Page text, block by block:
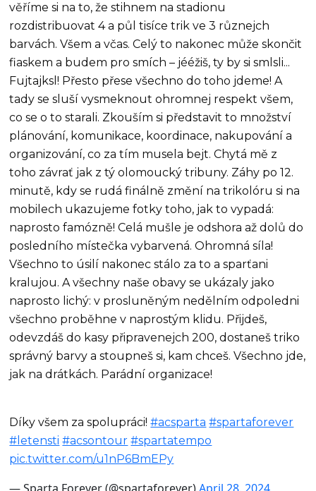
věříme si na to, že stihnem na stadionu
rozdistribuovat 4 a půl tisíce trik ve 3 různejch
barvách. Všem a včas. Celý to nakonec může skončit
fiaskem a budem pro smích – jééžiš, ty by si smlsli...
Fujtajksl! Přesto přese všechno do toho jdeme! A
tady se sluší vysmeknout ohromnej respekt všem,
co se o to starali. Zkouším si představit to množství
plánování, komunikace, koordinace, nakupování a
organizování, co za tím musela bejt. Chytá mě z
toho závrať jak z tý olomoucký tribuny. Záhy po 12.
minutě, kdy se rudá finálně změní na trikolóru si na
mobilech ukazujeme fotky toho, jak to vypadá:
naprosto famózně! Celá mušle je odshora až dolů do
posledního místečka vybarvená. Ohromná síla!
Všechno to úsilí nakonec stálo za to a sparťani
kralujou. A všechny naše obavy se ukázaly jako
naprosto lichý: v prosluněným nedělním odpoledni
všechno proběhne v naprostým klidu. Přijdeš,
odevzdáš do kasy připravenejch 200, dostaneš triko
správný barvy a stoupneš si, kam chceš. Všechno jde,
jak na drátkách. Parádní organizace!
Díky všem za spolupráci!#acsparta #spartaforever
#letensti #acsontour #spartatempo
pic.twitter.com/u1nP6BmEPy